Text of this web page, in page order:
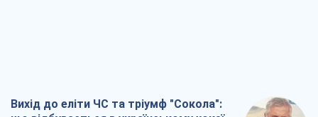
Вихід до еліти ЧС та тріумф "Сокола":